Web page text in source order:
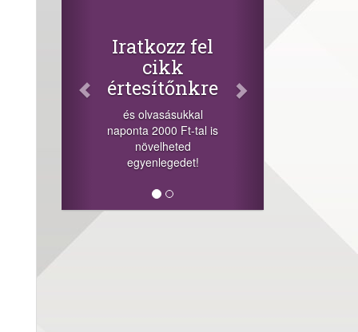
+1.000.000 Ft...
-nyeremény növelés jár
a szerencsésnek a
sorsolás napján! A
cikkek alján találsz
megosztási
lehetőséget. Lájkolj is
minket!